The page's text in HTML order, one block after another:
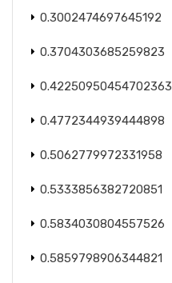
0.3002474697645192
0.3704303685259823
0.42250950454702363
0.4772344939444898
0.5062779972331958
0.5333856382720851
0.5834030804557526
0.5859798906344821